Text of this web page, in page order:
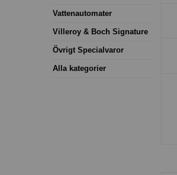
Vattenautomater
Villeroy & Boch Signature
Övrigt Specialvaror
Alla kategorier